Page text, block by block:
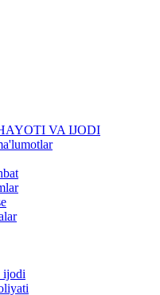
VA IJODI
ijodi